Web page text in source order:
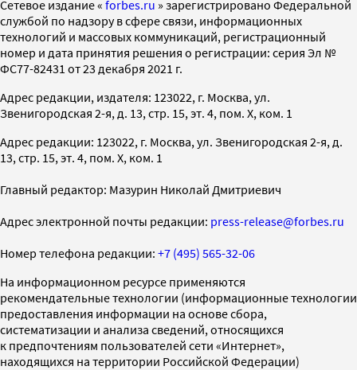
Cетевое издание « forbes.ru » зарегистрировано Федеральной
службой по надзору в сфере связи, информационных
технологий и массовых коммуникаций, регистрационный
номер и дата принятия решения о регистрации: серия Эл №
ФС77-82431 от 23 декабря 2021 г.
Адрес редакции, издателя: 123022, г. Москва, ул.
Звенигородская 2-я, д. 13, стр. 15, эт. 4, пом. X, ком. 1
Адрес редакции: 123022, г. Москва, ул. Звенигородская 2-я, д.
13, стр. 15, эт. 4, пом. X, ком. 1
Главный редактор: Мазурин Николай Дмитриевич
Адрес электронной почты редакции: press-release@forbes.ru
Номер телефона редакции: +7 (495) 565-32-06
На информационном ресурсе применяются
рекомендательные технологии (информационные технологии
предоставления информации на основе сбора,
систематизации и анализа сведений, относящихся
к предпочтениям пользователей сети «Интернет»,
находящихся на территории Российской Федерации)